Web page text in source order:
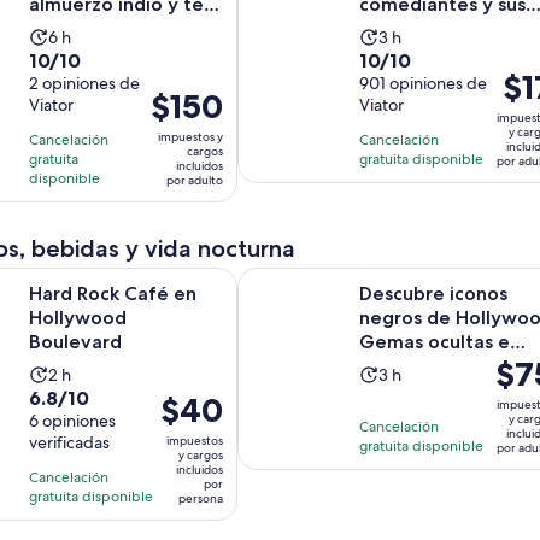
Chino
La
actividad
dura
6
horas
6 h
10.0
de
10
con
2
opiniones
10/10
2 opiniones de
Viator
Cancelación
gratuita
disponible
El
precio
es
de
$150.
adulto
$150
impuestos y
cargos
incluidos
por adulto
perros
La
actividad
dura
3
horas
3 h
10.0
de
10
con
901
opiniones
10/10
901 opiniones de
Viator
Cancelación
gratuita disponible
El
es
de
$17.
y
por
bebidas y vida nocturna
Hard Rock Café en
Hollywood
Boulevard
La
actividad
dura
2
horas
2 h
6.8
de
10
con
6
opiniones
6.8/10
6 opiniones
verificadas
Cancelación
gratuita disponible
El
precio
es
de
$40.
por
$40
impuestos
y cargos
incluidos
por
persona
en Hollywood Boulevard Se abrirá en una nueva pestaña
Descubre iconos
negros de
Gemas ocultas e
historias no
La
dura
3
horas
3 h
Cancelación
gratuita disponible
El
es
de
$75.
y
por
Descubre iconos negros de